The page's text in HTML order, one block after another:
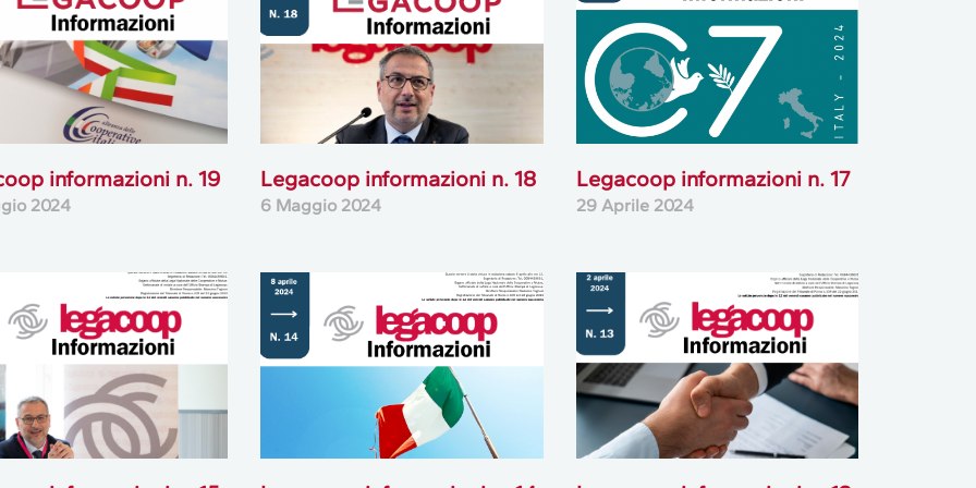
informazioni n. 19
2024
Legacoop informazioni n. 18
6 Maggio 2024
Legacoop informazioni n. 17
29 Aprile 2024